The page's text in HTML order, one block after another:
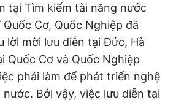
tại Tìm kiếm tài năng nước
Cơ, Quốc Nghiệp đã
lời mời lưu diễn tại Đức, Hà
Quốc Cơ và Quốc Nghiệp
phải làm để phát triển nghệ
Bởi vậy, việc lưu diễn tại